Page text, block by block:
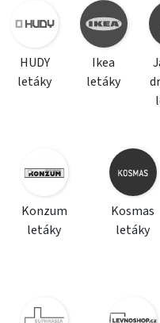
HUDY
letáky
Ikea
letáky
Konzum
letáky
Kosmas
letáky